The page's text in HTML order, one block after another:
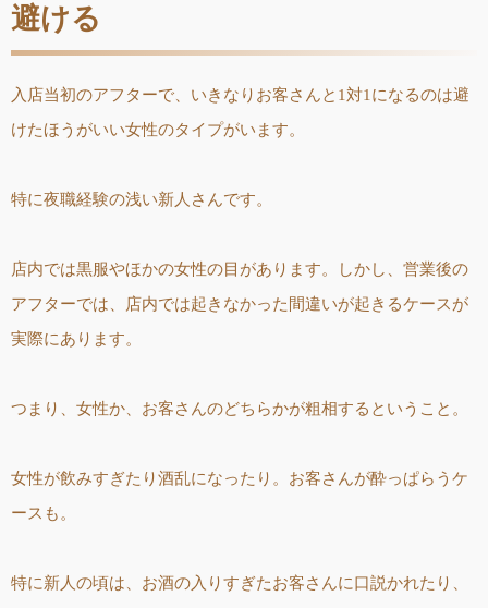
避ける
入店当初のアフターで、いきなりお客さんと1対1になるのは避
けたほうがいい女性のタイプがいます。
特に夜職経験の浅い新人さんです。
店内では黒服やほかの女性の目があります。しかし、営業後の
アフターでは、店内では起きなかった間違いが起きるケースが
実際にあります。
つまり、女性か、お客さんのどちらかが粗相するということ。
女性が飲みすぎたり酒乱になったり。お客さんが酔っぱらうケ
ースも。
特に新人の頃は、お酒の入りすぎたお客さんに口説かれたり、